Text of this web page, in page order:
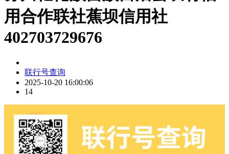
用合作联社蕉坝信用社
402703729676
联行号查询
2025-10-20 16:00:06
14